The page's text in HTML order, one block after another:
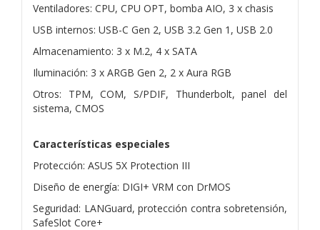
Ventiladores: CPU, CPU OPT, bomba AIO, 3 x chasis
USB internos: USB-C Gen 2, USB 3.2 Gen 1, USB 2.0
Almacenamiento: 3 x M.2, 4 x SATA
Iluminación: 3 x ARGB Gen 2, 2 x Aura RGB
Otros: TPM, COM, S/PDIF, Thunderbolt, panel del
sistema, CMOS
Características especiales
Protección: ASUS 5X Protection III
Diseño de energía: DIGI+ VRM con DrMOS
Seguridad: LANGuard, protección contra sobretensión,
SafeSlot Core+